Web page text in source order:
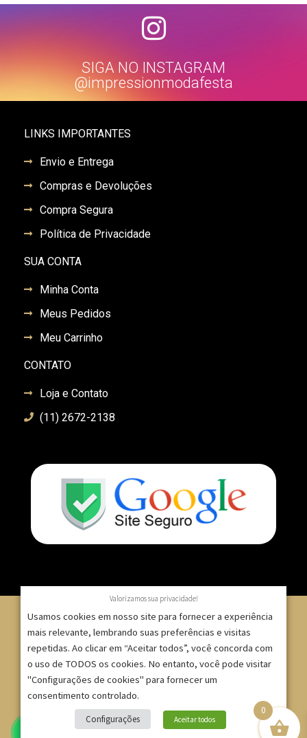
SIGA NO INSTAGRAM
@impressionmodafesta
LINKS IMPORTANTES
Envio e Entrega
Compras e Devoluções
Compra Segura
Política de Privacidade
SUA CONTA
Minha Conta
Meus Pedidos
Meu Carrinho
CONTATO
Loja e Contato
(11) 2672-2138
© 2007 – 2025 – ImpressionModaFesta | Rua Serra de
Japi, 1332 – Tatuapé – São Paulo/SP – CNPJ:
09.271.257/0001-52 |
Site criado por Bruno Gontijo
0
Valorizamos sua privacidade!
Usamos cookies em nosso site para fornecer a experiência
mais relevante, lembrando suas preferências e visitas
repetidas. Ao clicar em “Aceitar todos”, você concorda com
o uso de TODOS os cookies. No entanto, você pode visitar
"Configurações de cookies" para fornecer um
consentimento controlado.
Configurações Aceitar todos